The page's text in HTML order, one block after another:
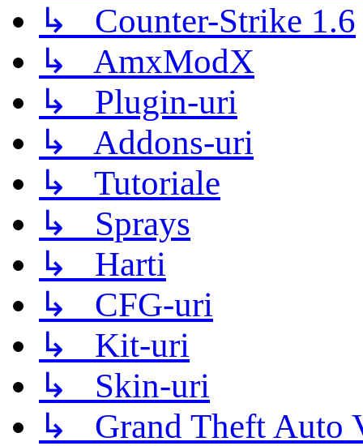
↳ Counter-Strike 1.6
↳ AmxModX
↳ Plugin-uri
↳ Addons-uri
↳ Tutoriale
↳ Sprays
↳ Harti
↳ CFG-uri
↳ Kit-uri
↳ Skin-uri
↳ Grand Theft Auto